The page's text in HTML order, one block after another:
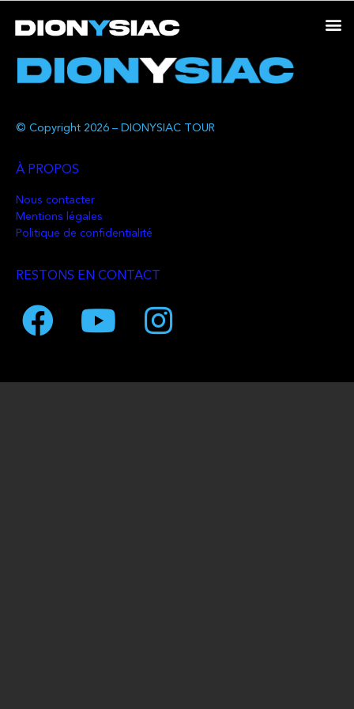
© Copyright 2026 – DIONYSIAC TOUR
À PROPOS
Nous contacter
Mentions légales
Politique de confidentialité
RESTONS EN CONTACT